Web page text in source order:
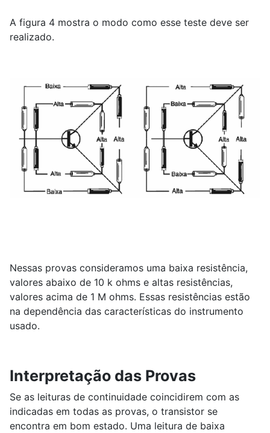
A figura 4 mostra o modo como esse teste deve ser
realizado.
Nessas provas consideramos uma baixa resistência,
valores abaixo de 10 k ohms e altas resistências,
valores acima de 1 M ohms. Essas resistências estão
na dependência das características do instrumento
usado.
Interpretação das Provas
Se as leituras de continuidade coincidirem com as
indicadas em todas as provas, o transistor se
encontra em bom estado. Uma leitura de baixa